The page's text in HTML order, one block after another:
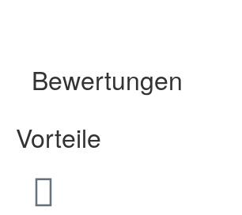
Bewertungen
Vorteile